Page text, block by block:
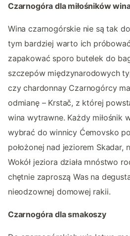
Czarnogóra dla miłośników
Wina czarnogórskie nie są tak
tym bardziej warto ich
zapakować sporo butelek do
szczepów międzynarodowych
czy chardonnay Czarnogórcy
odmianę – Krstač, z której
wina wytrawne. Każdy miłośnik
wybrać do winnicy Ćemovsko
położonej nad jeziorem Skadar,
Wokół jeziora działa mnóstwo
chętnie zaproszą Was na
nieodzownej domowej rakii.
Czarnogóra dla smakoszy